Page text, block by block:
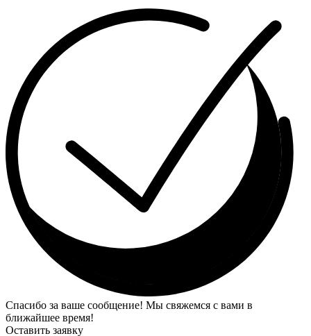
Спасибо за ваше сообщение! Мы свяжемся с вами в
ближайшее время!
Оставить заявку